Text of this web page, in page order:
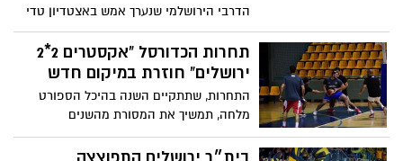
הדרבי הירושלמי שנערך אמש באצטדיון טדי
עמד בכל הציפיות: אווירה מחשמלת, קהל
עצום, עצבים מתוחים ושני שערים שהגיעו
מתוק-מר
תחרות הכדורסל "אקסטרים 2*2
ירושלים" חוזרת במיקום חדש
התחרות, שתתקיים השנה בהיכל הספורט
מלחה, תמשיך את המסורת מהשנים
האחרונות. המשחק החדשני שהומצא בבירה
משלב 5 תחרויות שונות בעצימות גבוהה